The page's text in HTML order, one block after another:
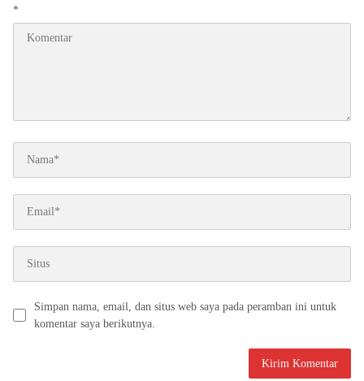
*
Simpan nama, email, dan situs web saya pada peramban ini untuk
komentar saya berikutnya.